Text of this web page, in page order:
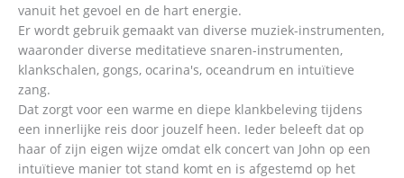
vanuit het gevoel en de hart energie.
Er wordt gebruik gemaakt van diverse muziek-instrumenten,
waaronder diverse meditatieve snaren-instrumenten,
klankschalen, gongs, ocarina's, oceandrum en intuïtieve
zang.
Dat zorgt voor een warme en diepe klankbeleving tijdens
een innerlijke reis door jouzelf heen. Ieder beleeft dat op
haar of zijn eigen wijze omdat elk concert van John op een
intuïtieve manier tot stand komt en is afgestemd op het